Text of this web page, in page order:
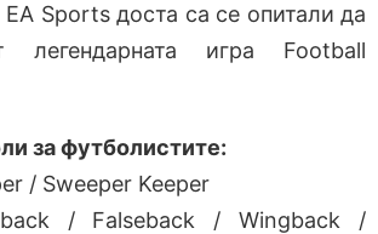
EA Sports доста са се опитали да
легендарната игра Football
за футболистите:
/ Sweeper Keeper
/ Falseback / Wingback /